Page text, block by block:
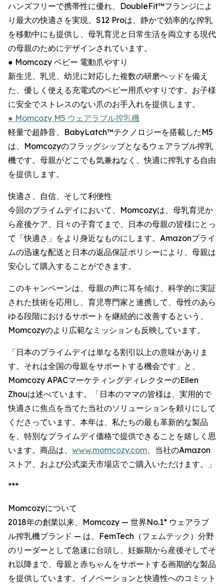
ハンズフリーで携帯性に優れ、DoubleFit™フランジによ
り最大の快適さを実現。S12 Proは、静かで効率的な搾乳
を移動中にも提供し、母乳育児と日常生活を両立する現代
の母親のためにデザインされています。
● Momcozy ベビー 電動爪やすり
新生児、乳児、幼児に対応した複数の研磨ヘッドを備え
た、優しく使える充電式のベビー用爪やすりです。お子様
に安全でストレスのない爪のお手入れを提供します。
● Momcozy M5 ウェアラブル搾乳機
軽量で超静音、BabyLatch™テクノロジーを搭載したM5
は、Momcozyのフラッグシップとなるウェアラブル搾乳
機です。母親がどこでも気兼ねなく、快適に搾乳する自由
を提供します。
快適さ、自信、そして利便性
今回のプライムデイにおいて、Momcozyは、母乳育児か
ら産後ケア、日々の子育てまで、日本の母親の皆様にとっ
て「快適さ」をより身近なものにします。Amazonプライ
ムの迅速な配送と日本の返品保証ポリシーにより、母親は
安心して購入することができます。
このキャンペーンは、母親の声に耳を傾け、科学的に実証
された技術を応用し、育児専門家と連携して、母性のあら
ゆる段階におけるサポートを継続的に改善するという、
Momcozyのより広範なミッションも反映しています。
「日本のプライムデイは単なる割引以上の意味がありま
す。それは全国の母親をサポートする機会です」と、
Momcozy APACマーケティングディレクターのEllen
Zhouは述べています。「日本のママの皆様は、実用的で
快適さに焦点を当てた当社のソリューションを頼りにして
くださっています。本年は、私たちの最も革新的な製品
を、特別なプライムデイ価格で提供できることを嬉しく思
います。商品は、 www.momcozy.com、当社のAmazon
ストア、および公式楽天市場店でご購入いただけます。」
***
Momcozyについて
2018年の創業以来、Momcozy — 世界No.1* ウェアラブ
ル搾乳機ブランド — は、FemTech（フェムテック）分野
のリーダーとして急速に台頭し、妊娠期から産後そしてそ
れ以降まで、母親と赤ちゃんをサポートする画期的な製品
を提供しています。イノベーションと快適性へのコミット